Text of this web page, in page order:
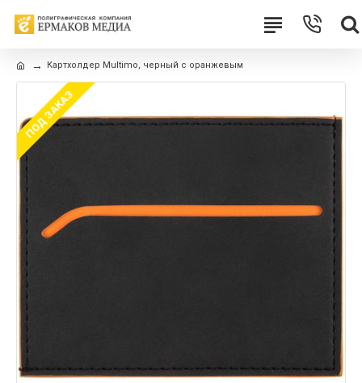
Картхолдер Multimo, черный с оранжевым
ПОД ЗАКАЗ